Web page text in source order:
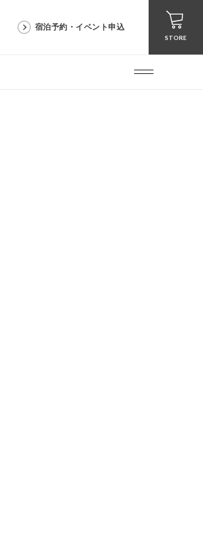
STORE
宿泊予約・イベント申込